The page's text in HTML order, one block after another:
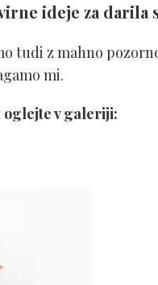
ideje za
tudi z mahno
mi.
v galeriji: